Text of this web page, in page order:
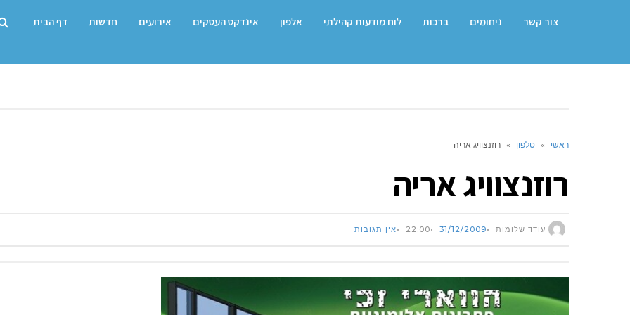
דף הבית חדשות אירועים אינדקס העסקים אלפון לוח מודעות קהילתי ברכות ניחומים צור קשר
ראשי » טלפון » רוזנצוויג אריה
רוזנצוויג אריה
עודד שלומות 31/12/2009
22:00 אין תגובות